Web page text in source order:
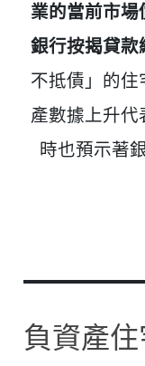
業的當前市
銀行按揭貸款
不抵債」的
產數據上升代
時也預示著
負資產